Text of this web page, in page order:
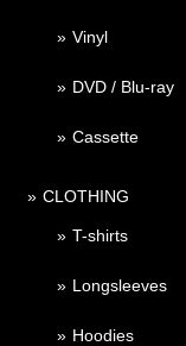
Vinyl
DVD / Blu-ray
Cassette
CLOTHING
T-shirts
Longsleeves
Hoodies